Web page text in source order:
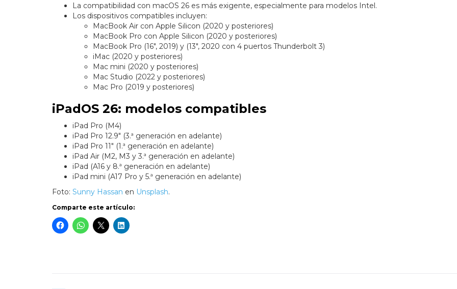
La compatibilidad con macOS 26 es más exigente, especialmente para modelos Intel.
Los dispositivos compatibles incluyen:
MacBook Air con Apple Silicon (2020 y posteriores)
MacBook Pro con Apple Silicon (2020 y posteriores)
MacBook Pro (16″, 2019) y (13″, 2020 con 4 puertos Thunderbolt 3)
iMac (2020 y posteriores)
Mac mini (2020 y posteriores)
Mac Studio (2022 y posteriores)
Mac Pro (2019 y posteriores)
iPadOS 26: modelos compatibles
iPad Pro (M4)
iPad Pro 12.9″ (3.ª generación en adelante)
iPad Pro 11″ (1.ª generación en adelante)
iPad Air (M2, M3 y 3.ª generación en adelante)
iPad (A16 y 8.ª generación en adelante)
iPad mini (A17 Pro y 5.ª generación en adelante)
Foto: Sunny Hassan en Unsplash.
Comparte este artículo: